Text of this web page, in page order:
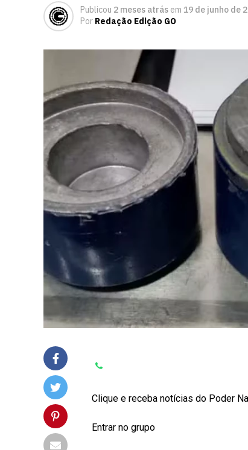
Publicou 2 meses atrásem19 de junho de
PorRedação Edição GO
Clique e receba notícias do Poder
Entrar no grupo